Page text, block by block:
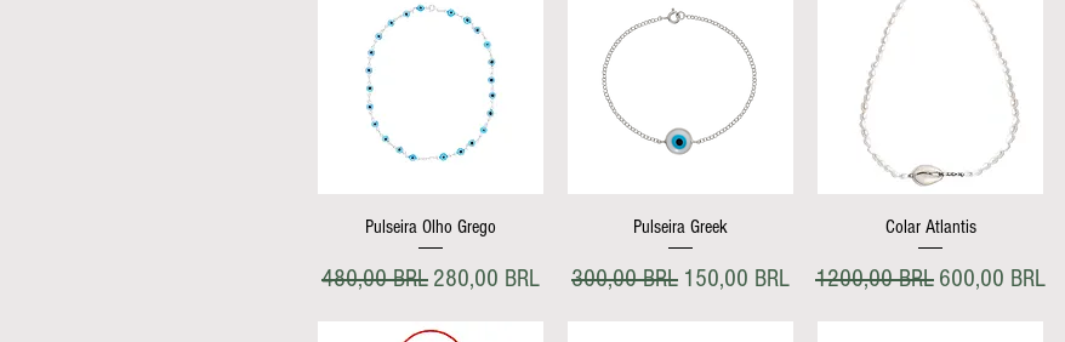
Vista rápida
Pulseira Olho Grego
Precio
480,00 BRL Precio de oferta
280,00 BRL
Vista rápida
Pulseira Greek
Precio
300,00 BRL Precio de oferta
150,00 BRL
Vista rápida
Colar Atlantis
Precio
1200,00 BRL Precio de oferta
600,00 BRL